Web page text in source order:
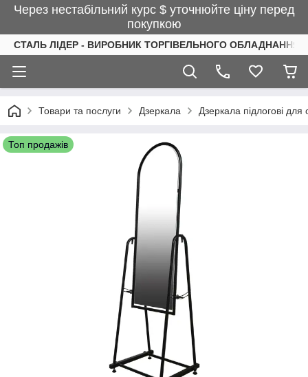
Через нестабільний курс $ уточнюйте ціну перед
покупкою
СТАЛЬ ЛІДЕР - ВИРОБНИК ТОРГІВЕЛЬНОГО ОБЛАДНАННЯ
Товари та послуги Дзеркала Дзеркала підлогові для
Топ продажів